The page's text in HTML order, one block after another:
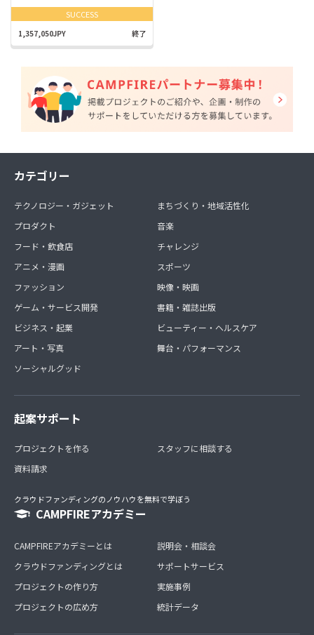
SUCCESS
1,357,050JPY 終了
カテゴリー
テクノロジー・ガジェット
プロダクト
フード・飲食店
アニメ・漫画
ファッション
ゲーム・サービス開発
ビジネス・起業
アート・写真
ソーシャルグッド
まちづくり・地域活性化
音楽
チャレンジ
スポーツ
映像・映画
書籍・雑誌出版
ビューティー・ヘルスケア
舞台・パフォーマンス
起案サポート
プロジェクトを作る
資料請求
スタッフに相談する
クラウドファンディングのノウハウを無料で学ぼう
CAMPFIREアカデミー
CAMPFIREアカデミーとは
クラウドファンディングとは
プロジェクトの作り方
プロジェクトの広め方
説明会・相談会
サポートサービス
実施事例
統計データ